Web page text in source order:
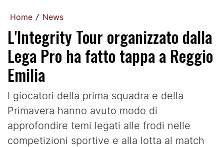
Home / News
L'Integrity Tour organizzato dalla
Lega Pro ha fatto tappa a Reggio
Emilia
I giocatori della prima squadra e della
Primavera hanno avuto modo di
approfondire temi legati alle frodi nelle
competizioni sportive e alla lotta al match